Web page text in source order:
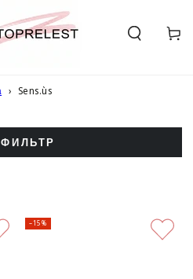
Sens.ùs
ФИЛЬТР
–15%